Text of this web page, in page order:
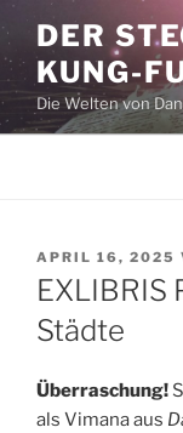
Zum
Inhalt
springen
DER
KUNG-
Die Welten von
AM
APRIL 16, 2025
EXLIBRIS
Städte
Überraschung!
als Vimana aus